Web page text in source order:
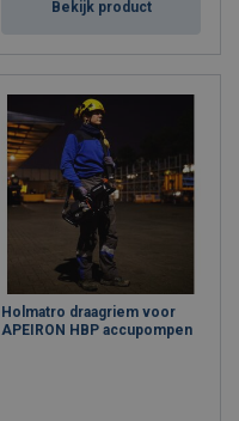
Bekijk product
Holmatro draagriem voor
APEIRON HBP accupompen